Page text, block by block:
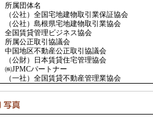
所属団体名
（公社）全国宅地建物取引業保証協会
（公社）島根県宅地建物取引業協会
全国賃貸管理ビジネス協会
所属公正取引協議会
中国地区不動産公正取引協議会
（公財）日本賃貸住宅管理協会
㈱JPMCパートナー
（一社）全国賃貸不動産管理業協会